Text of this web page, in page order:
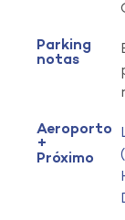
Parking
notas
Aeroporto
+
Próximo